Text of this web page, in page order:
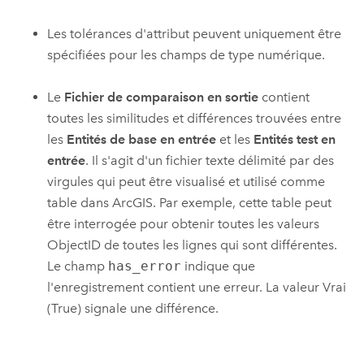
Les tolérances d'attribut peuvent uniquement être
spécifiées pour les champs de type numérique.
Le Fichier de comparaison en sortie contient
toutes les similitudes et différences trouvées entre
les Entités de base en entrée et les Entités test en
entrée. Il s'agit d'un fichier texte délimité par des
virgules qui peut être visualisé et utilisé comme
table dans ArcGIS. Par exemple, cette table peut
être interrogée pour obtenir toutes les valeurs
ObjectID de toutes les lignes qui sont différentes.
Le champ has_error indique que
l'enregistrement contient une erreur. La valeur Vrai
(True) signale une différence.